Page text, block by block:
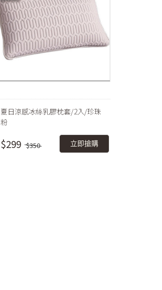
夏日涼感冰絲乳膠枕套/2入/珍珠
粉
$299 $350 立即搶購